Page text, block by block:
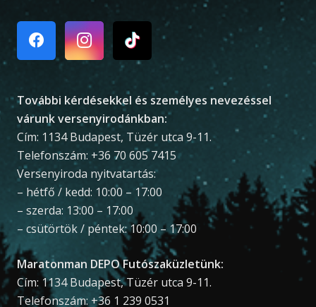
További kérdésekkel és személyes nevezéssel
várunk versenyirodánkban:
Cím: 1134 Budapest, Tüzér utca 9-11.
Telefonszám: +36 70 605 7415
Versenyiroda nyitvatartás:
– hétfő / kedd: 10:00 – 17:00
– szerda: 13:00 – 17:00
– csütörtök / péntek: 10:00 – 17:00
Maratonman DEPO Futószaküzletünk:
Cím: 1134 Budapest, Tüzér utca 9-11.
Telefonszám: +36 1 239 0531